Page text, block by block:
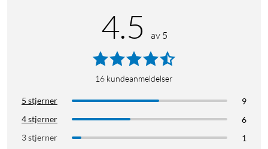
4.5 av 5
16 kundeanmeldelser
5 stjerner
9
4 stjerner
6
3 stjerner
1